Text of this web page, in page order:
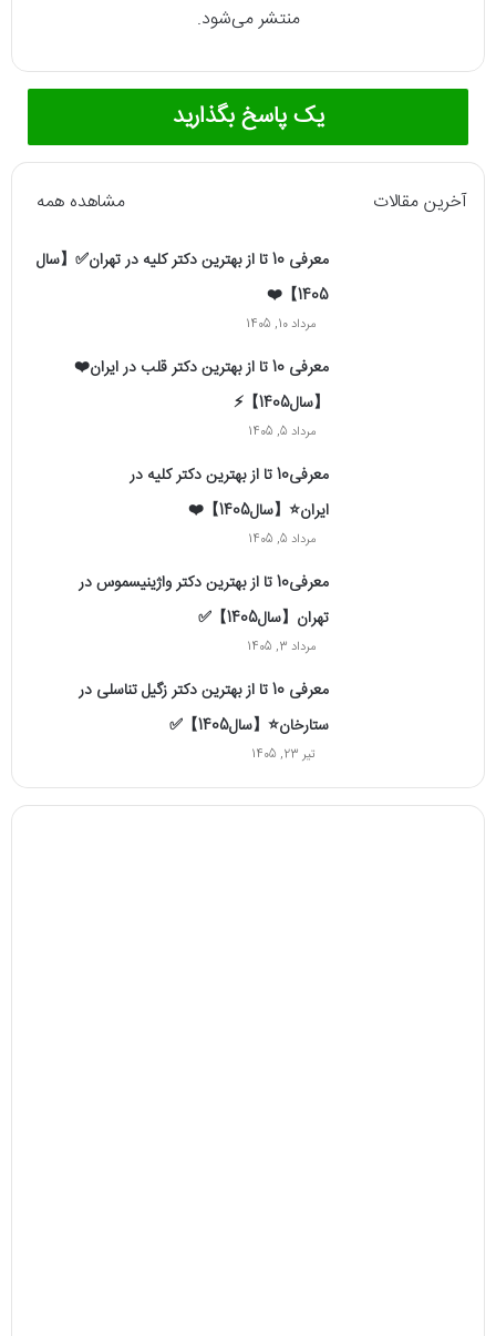
منتشر می‌شود.
یک پاسخ بگذارید
آخرین مقالات مشاهده همه
معرفی 10 تا از بهترین دکتر کلیه در تهران✅【سال
1405】❤️
مرداد 10, 1405
معرفی 10 تا از بهترین دکتر قلب در ایران❤️
【سال1405】⚡️
مرداد 5, 1405
معرفی10 تا از بهترین دکتر کلیه در
ایران⭐【سال1405】❤️
مرداد 5, 1405
معرفی10 تا از بهترین دکتر واژینیسموس در
تهران【سال1405】✅
مرداد 3, 1405
معرفی 10 تا از بهترین دکتر زگیل تناسلی در
ستارخان⭐【سال1405】✅
تیر 23, 1405